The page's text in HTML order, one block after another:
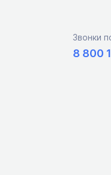
Звонки
8 800